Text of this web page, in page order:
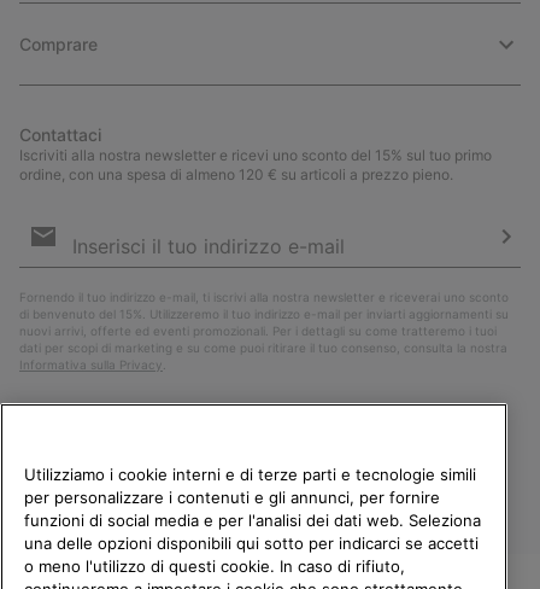
Comprare
Contattaci
Iscriviti alla nostra newsletter e ricevi uno sconto del 15% sul tuo primo
ordine, con una spesa di almeno 120 € su articoli a prezzo pieno.
e-
Fornendo il tuo indirizzo e-mail, ti iscrivi alla nostra newsletter e riceverai uno sconto
di benvenuto del 15%. Utilizzeremo il tuo indirizzo e-mail per inviarti aggiornamenti su
nuovi arrivi, offerte ed eventi promozionali. Per i dettagli su come tratteremo i tuoi
dati per scopi di marketing e su come puoi ritirare il tuo consenso, consulta la nostra
Informativa sulla Privacy.
Utilizziamo i cookie interni e di terze parti e tecnologie simili
per personalizzare i contenuti e gli annunci, per fornire
funzioni di social media e per l'analisi dei dati web. Seleziona
una delle opzioni disponibili qui sotto per indicarci se accetti
o meno l'utilizzo di questi cookie. In caso di rifiuto,